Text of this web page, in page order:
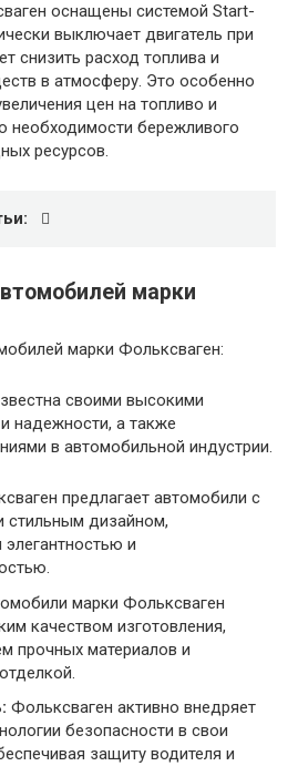
оснащены системой Start-
выключает двигатель при
снизить расход топлива и
в атмосферу. Это особенно
цен на топливо и
необходимости бережливого
ресурсов.
марки
своими высокими
надежности, а также
в автомобильной индустрии.
предлагает автомобили с
стильным дизайном,
и
марки Фольксваген
качеством изготовления,
прочных материалов и
Фольксваген активно внедряет
безопасности в свои
защиту водителя и